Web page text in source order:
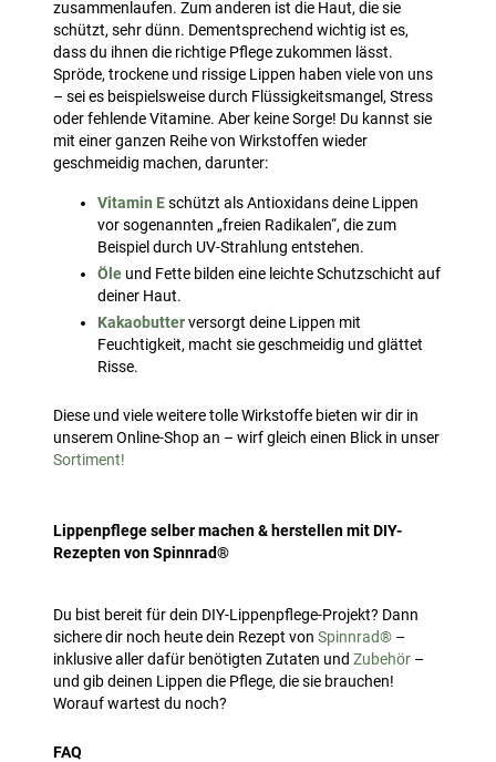
zusammenlaufen. Zum anderen ist die Haut, die sie
schützt, sehr dünn. Dementsprechend wichtig ist es,
dass du ihnen die richtige Pflege zukommen lässt.
Spröde, trockene und rissige Lippen haben viele von uns
– sei es beispielsweise durch Flüssigkeitsmangel, Stress
oder fehlende Vitamine. Aber keine Sorge! Du kannst sie
mit einer ganzen Reihe von Wirkstoffen wieder
geschmeidig machen, darunter:
Vitamin Eschützt als Antioxidans deine Lippen
vor sogenannten „freien Radikalen“, die zum
Beispiel durch UV-Strahlung entstehen.
Öle und Fette bilden eine leichte Schutzschicht auf
deiner Haut.
Kakaobutterversorgt deine Lippen mit
Feuchtigkeit, macht sie geschmeidig und glättet
Risse.
Diese und viele weitere tolle Wirkstoffe bieten wir dir in
unserem Online-Shop an – wirf gleich einen Blick in unser
Sortiment!
Lippenpflege selber machen & herstellen mit DIY-
Rezepten von Spinnrad®
Du bist bereit für dein DIY-Lippenpflege-Projekt? Dann
sichere dir noch heute dein Rezept von Spinnrad® –
inklusive aller dafür benötigten Zutaten und Zubehör –
und gib deinen Lippen die Pflege, die sie brauchen!
Worauf wartest du noch?
FAQ